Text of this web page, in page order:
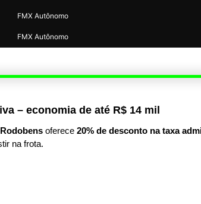
FMX Autônomo
FMX Autônomo
– economia de até R$ 14 mil
oferece 20% de desconto na taxa
na frota.